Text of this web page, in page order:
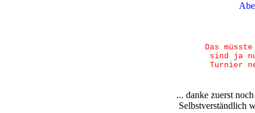
Das
sind ja
Turnier
... danke zuerst
Selbstverständlich